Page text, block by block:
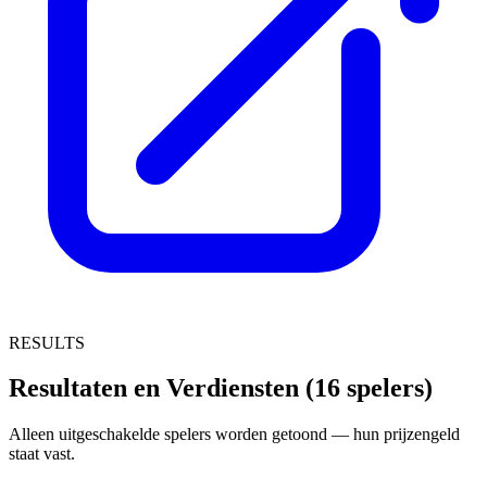
RESULTS
Resultaten en Verdiensten (16 spelers)
Alleen uitgeschakelde spelers worden getoond — hun prijzengeld
staat vast.